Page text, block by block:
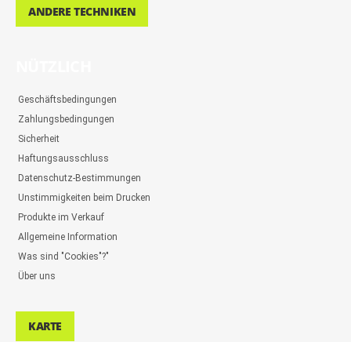
ANDERE TECHNIKEN
Geschäftsbedingungen
Zahlungsbedingungen
Sicherheit
Haftungsausschluss
Datenschutz-Bestimmungen
Unstimmigkeiten beim Drucken
Produkte im Verkauf
Allgemeine Information
Was sind "Cookies"?"
Über uns
KARTE